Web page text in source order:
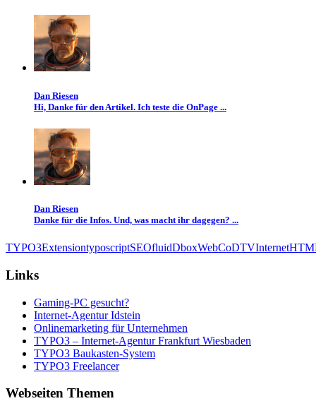
Dan Riesen
Hi, Danke für den Artikel. Ich teste die OnPage ...
Dan Riesen
Danke für die Infos. Und, was macht ihr dagegen? ...
TYPO3ExtensiontyposcriptSEOfluidDboxWebCoDTVInternet
Links
Gaming-PC gesucht?
Internet-Agentur Idstein
Onlinemarketing für Unternehmen
TYPO3 – Internet-Agentur Frankfurt Wiesbaden
TYPO3 Baukasten-System
TYPO3 Freelancer
Webseiten Themen